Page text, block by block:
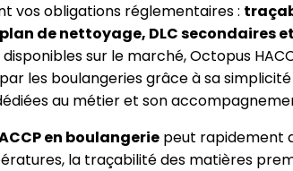
vos obligations réglementaires :
de nettoyage, DLC secondaires et
disponibles sur le marché, Octopus
les boulangeries grâce à sa simplicité
au métier et son
en boulangerie peut rapidement
la traçabilité des matières